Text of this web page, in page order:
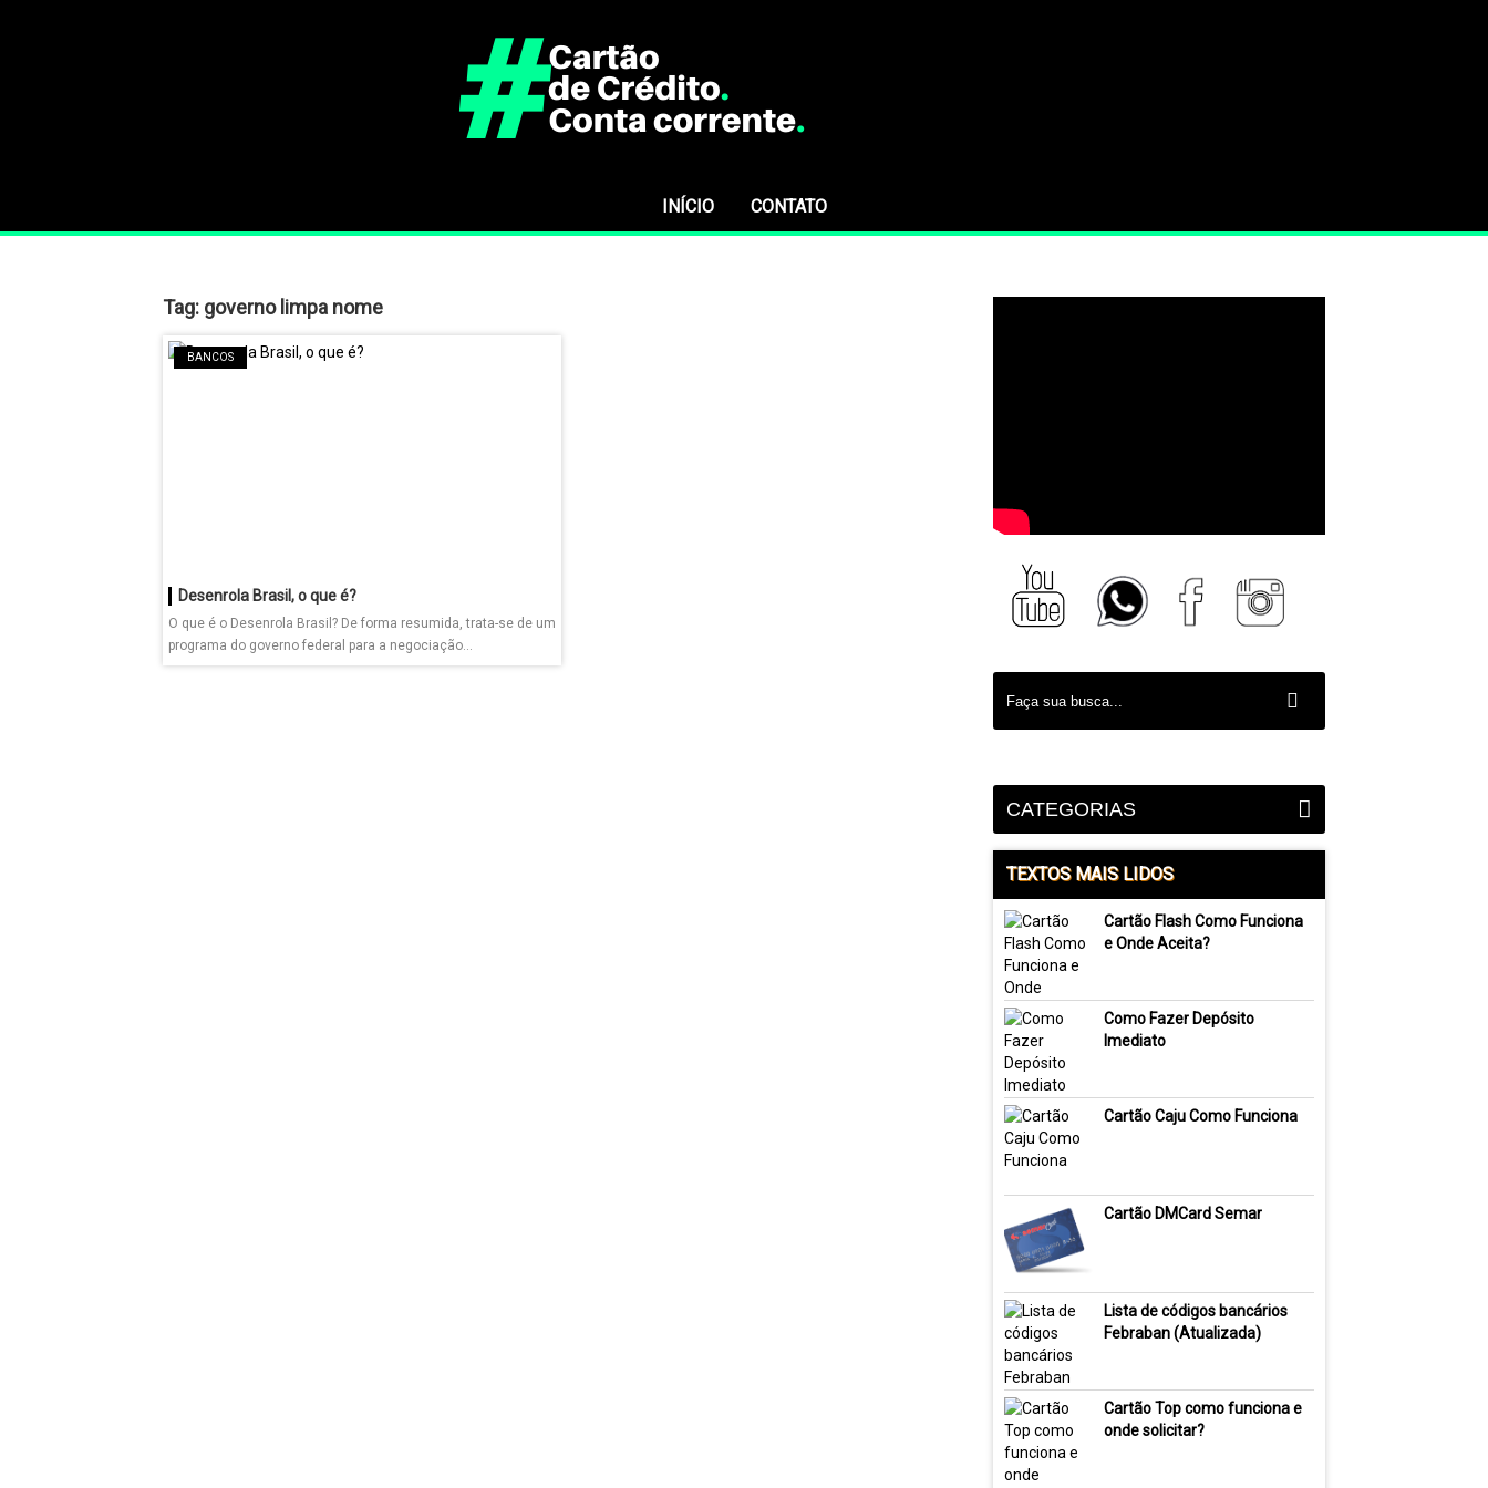
INÍCIO CONTATO
Tag: governo limpa nome
BANCOS
Desenrola Brasil, o que é?
O que é o Desenrola Brasil? De forma resumida, trata-se de um
programa do governo federal para a negociação...
CATEGORIAS
TEXTOS MAIS LIDOS
Cartão Flash Como Funciona
e Onde Aceita?
Como Fazer Depósito
Imediato
Cartão Caju Como Funciona
Cartão DMCard Semar
Lista de códigos bancários
Febraban (Atualizada)
Cartão Top como funciona e
onde solicitar?